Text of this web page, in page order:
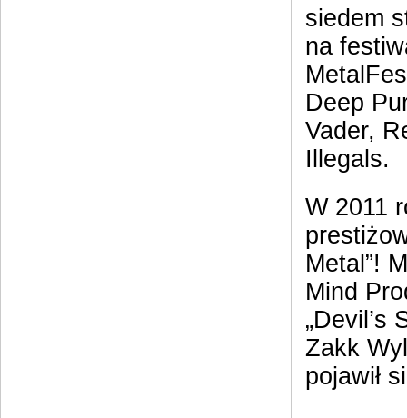
siedem
na
Deep
Vader,
Illegals.
W 2011
Metal”!
Mind
„Devil’s
Zakk
pojawił